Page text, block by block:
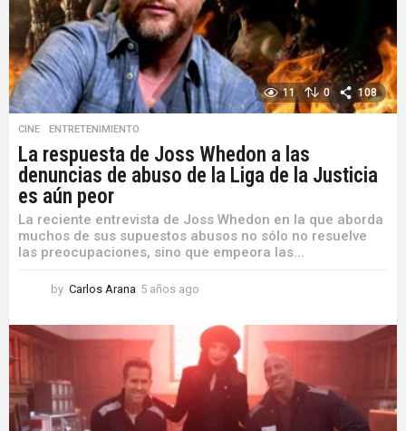
o
11 0 108
CINE ,ENTRETENIMIENTO
La respuesta de Joss Whedon a las
denuncias de abuso de la Liga de la Justicia
es aún peor
La reciente entrevista de Joss Whedon en la que aborda
muchos de sus supuestos abusos no sólo no resuelve
las preocupaciones, sino que empeora las...
by Carlos Arana 5 años ago
o
s
a
g